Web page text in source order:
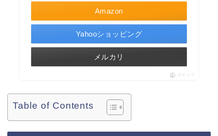
Amazon
Yahooショッピング
メルカリ
ポチップ
Table of Contents